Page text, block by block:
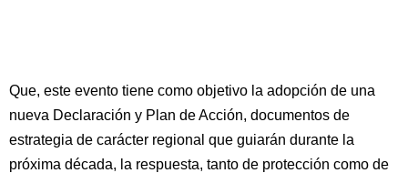
Que, este evento tiene como objetivo la adopción de una
nueva Declaración y Plan de Acción, documentos de
estrategia de carácter regional que guiarán durante la
próxima década, la respuesta, tanto de protección como de